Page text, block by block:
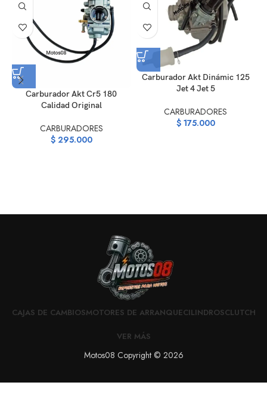
Carburador Akt Cr5 180
Calidad Original
CARBURADORES
$295.000
Carburador Akt Dinámic 125
Jet 4 Jet 5
CARBURADORES
$175.000
CAJAS DE CAMBIOSMOTORES DE ARRANQUECILINDROSCLUTCH
VER MÁS
Motos08 Copyright © 2026